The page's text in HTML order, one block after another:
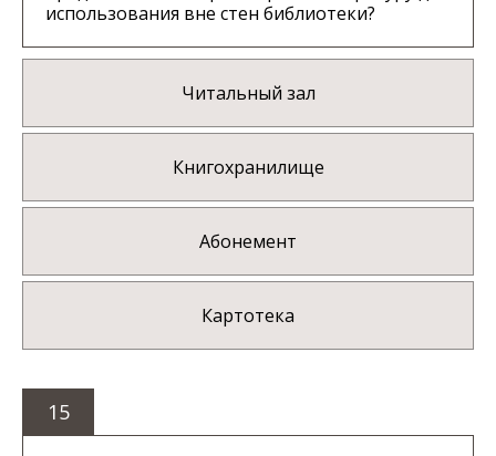
использования вне стен библиотеки?
Читальный зал
Книгохранилище
Абонемент
Картотека
15